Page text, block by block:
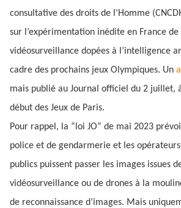
consultative des droits de l’Homme
sur l’expérimentation inédite en France
vidéosurveillance dopées à l’intelligence
cadre des prochains jeux Olympiques. Un
mais publié au Journal officiel du 2 juillet,
début des Jeux de Paris.
Pour rappel, la “loi JO” de mai 2023
police et de gendarmerie et les
publics puissent passer les images issues
vidéosurveillance ou de drones à la
de reconnaissance d’images. Mais